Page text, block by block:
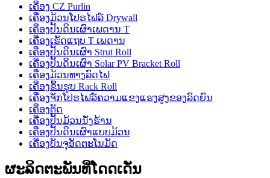
ເຄື່ອງ CZ Purlin
ເຄື່ອງມ້ວນໂປຣໄຟລ໌ Drywall
ເຄື່ອງປັ້ນດິນເຜົາເພດານ T
ເຄື່ອງເຮັດແຖບ T ເພດານ
ເຄື່ອງປັ້ນດິນເຜົາ Strut Roll
ເຄື່ອງປັ້ນດິນເຜົາ Solar PV Bracket Roll
ເຄື່ອງມ້ວນທາງລົດໄຟ
ເຄື່ອງຂຶ້ນຮູບ Rack Roll
ເຄື່ອງຈັກໂປຣໄຟລ໌ຄວາມແຂງແຮງສູງຂອງລົດຍົນ
ເຄື່ອງຕັດ
ເຄື່ອງປັ້ນມ້ວນນັ່ງຮ້ານ
ເຄື່ອງປັ້ນດິນເຜົາແບບມ້ວນ
ເຄື່ອງບັນຈຸອັດຕະໂນມັດ
ຜະລິດຕະພັນທີ່ໂດດເດັ່ນ